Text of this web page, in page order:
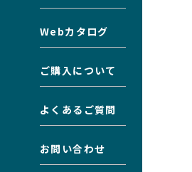
Webカタログ
ご購入について
よくあるご質問
お問い合わせ